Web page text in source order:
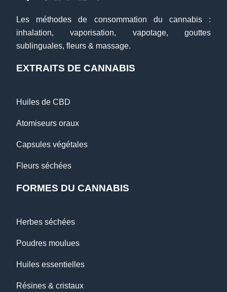
Les méthodes de consommation du cannabis :
inhalation, vaporisation, vapotage, gouttes
sublinguales, fleurs & massage.
EXTRAITS DE CANNABIS
Huiles de CBD
Atomiseurs oraux
Capsules végétales
Fleurs séchées
FORMES DU CANNABIS
Herbes séchées
Poudres moulues
Huiles essentielles
Résines & cristaux